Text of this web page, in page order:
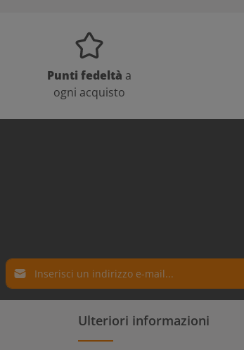
Punti fedeltà a
ogni acquisto
Indirizzo e-mail*
Protez. dati
Selezionando continua confermi di aver letto la
informativa sullaprotezione dei dati
I campi contrassegnati con un asterisco (*) sono
Ulteriori informazioni